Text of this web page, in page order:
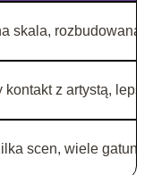
skala, rozbudowana
kontakt z artystą,
scen, wiele